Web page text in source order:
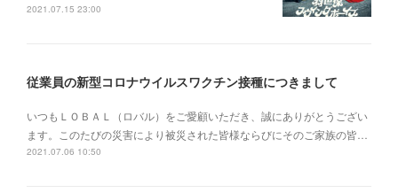
2021.07.15 23:00
従業員の新型コロナウイルスワクチン接種につきまして
いつもＬＯＢＡＬ（ロバル）をご愛顧いただき、誠にありがとうござい
ます。このたびの災害により被災された皆様ならびにそのご家族の皆…
2021.07.06 10:50